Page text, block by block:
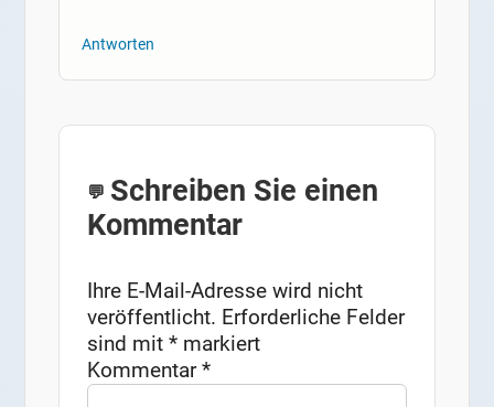
Antworten
Schreiben Sie einen
Kommentar
Ihre E-Mail-Adresse wird nicht
veröffentlicht. Erforderliche Felder
sind mit* markiert
Kommentar*